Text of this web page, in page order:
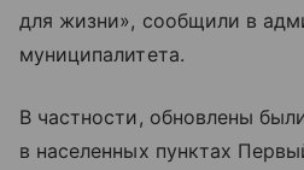
для жизни», сообщили в
муниципалитета.
В частности, обновлены
в населенных пунктах